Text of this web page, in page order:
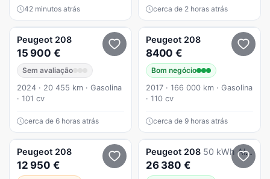
42 minutos atrás cerca de 2 horas atrás
Peugeot 208
15 900 €
Sem avaliação
2024 · 20 455 km · Gasolina
· 101 cv
cerca de 6 horas atrás
Peugeot 208
8400 €
Bom negócio
2017 · 166 000 km · Gasolina
· 110 cv
cerca de 9 horas atrás
Peugeot 208
12 950 €
Peugeot 208 50 kWh Allure
26 380 €